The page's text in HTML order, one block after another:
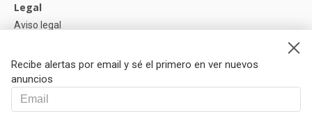
Recibe alertas por email y sé el primero en ver nuevos
anuncios
Legal
Aviso legal
Política de Cookies
Ayuda
Preguntas